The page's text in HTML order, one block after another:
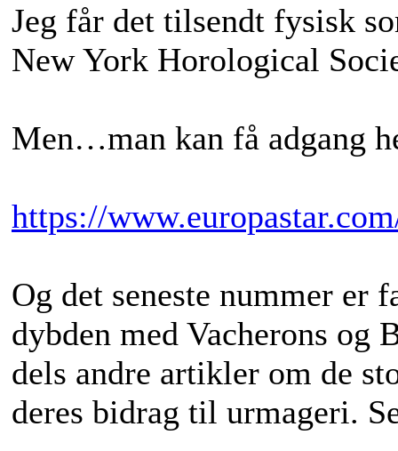
Jeg får det tilsendt fysisk
New York Horological
Men…man kan få adgang
https://
Og det seneste nummer er
dybden med Vacherons
dels andre artikler om de
deres bidrag til urmageri.